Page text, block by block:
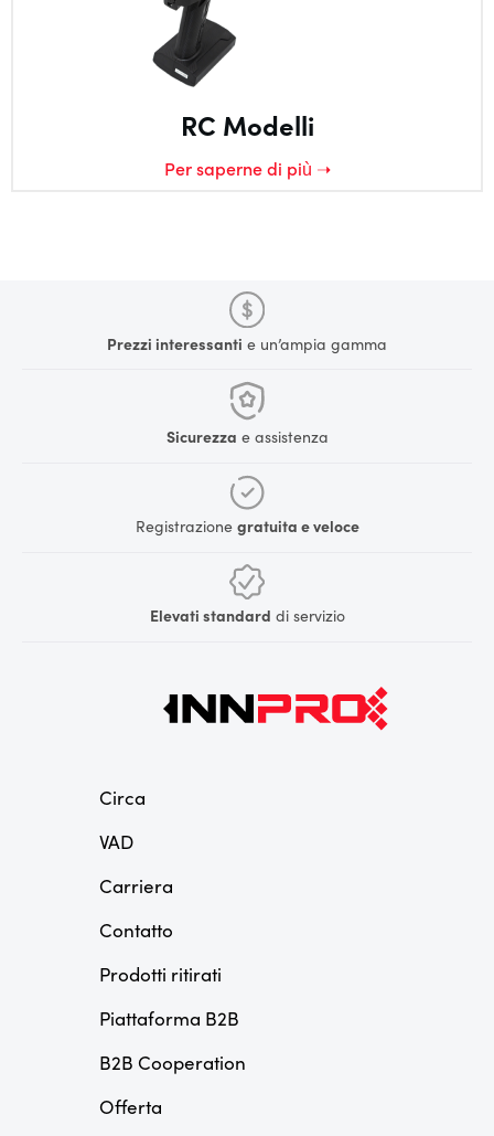
RC Modelli
Per saperne di più ➝
Prezzi interessanti e un’ampia gamma
Sicurezza e assistenza
Registrazione gratuita e veloce
Elevati standard di servizio
Circa
VAD
Carriera
Contatto
Prodotti ritirati
Piattaforma B2B
B2B Cooperation
Offerta